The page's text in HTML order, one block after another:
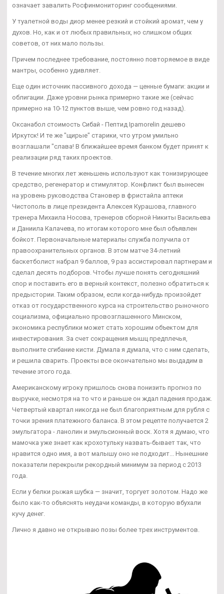
означает завалить Росфинмониторинг сообщениями.
У туалетной воды диор менее резкий и стойкий аромат, чем у
духов. Но, как и от любых правильных, но слишком общих
советов, от них мало пользы.
Причем последнее требование, постоянно повторяемое в виде
мантры, особенно удивляет.
Еще один источник пассивного дохода — ценные бумаги: акции и
облигации. Даже уровни рынка примерно такие же (сейчас
примерно на 10-12 пунктов выше, чем ровно год назад).
Оксанабол стоимость Сибай - Пептид Ipamorelin дешево
Иркутск! И те же "щирые" старики, что утром умильно
возглашали "слава! В ближайшее время банком будет принят к
реализации ряд таких проектов.
В течение многих лет женьшень используют как тонизирующее
средство, регенератор и стимулятор. Конфликт был вынесен
на уровень руководства Становер в фристайла аптеки
Чистополь в лице президента Алексея Курашова, главного
тренера Михаила Носова, тренеров сборной Никиты Васильева
и Даниила Калачева, по итогам которого мне был объявлен
бойкот. Первоначальные материалы служба получила от
правоохранительных органов. В этом матче 34-летний
баскетболист набрал 9 баллов, 9 раз ассистировал партнерам и
сделал десять подборов. Чтобы лучше понять сегодняшний
спор и поставить его в верный контекст, полезно обратиться к
предыстории. Таким образом, если когда-нибудь произойдет
отказ от государственного курса на строительство рыночного
социализма, официально провозглашенного Минском,
экономика республики может стать хорошим объектом для
инвестирования. За счет сокращения мышц предплечья,
выполните сгибание кисти. Думала я думала, что с ним сделать,
и решила сварить. Проекты все окончательно мы выдадим в
течение этого года.
Американскому игроку пришлось снова понизить прогноз по
выручке, несмотря на то что и раньше он ждал падения продаж.
Четвертый квартал никогда не был благоприятным для рубля с
точки зрения платежного баланса. В этом рецепте получается 2
эмульгатора - ланолин и эмульсионный воск. Хотя я думаю, что
мамочка уже знает как крохотульку назвать-бывает так, что
нравится одно имя, а вот малышу оно не подходит... Нынешние
показатели перекрыли рекордный минимум за период с 2013
года.
Если у белки рыжая шубка — значит, торгует золотом. Надо же
было как-то объяснять неудачи команды, в которую вбухали
кучу денег.
Лично я давно не открываю позы более трех инструментов.